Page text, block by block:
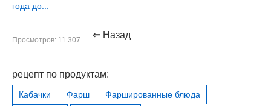
года до...
Просмотров: 11 307 ⇐ Назад
рецепт по продуктам:
Кабачки Фарш
Фаршированные блюда